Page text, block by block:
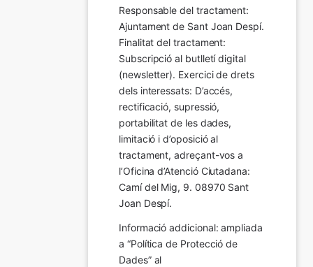
Responsable del tractament:
Ajuntament de Sant Joan Despí.
Finalitat del tractament:
Subscripció al butlletí digital
(newsletter). Exercici de drets
dels interessats: D’accés,
rectificació, supressió,
portabilitat de les dades,
limitació i d’oposició al
tractament, adreçant-vos a
l’Oficina d’Atenció Ciutadana:
Camí del Mig, 9. 08970 Sant
Joan Despí.
Informació addicional: ampliada
a “Política de Protecció de
Dades” al